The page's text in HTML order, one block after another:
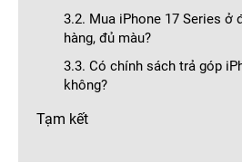
3.2. Mua iPhone 17 Series ở
hàng, đủ màu?
3.3. Có chính sách trả góp
không?
Tạm kết